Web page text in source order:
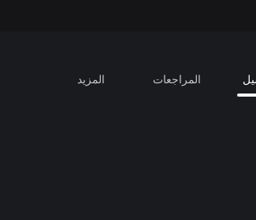
المراجعات المزيد